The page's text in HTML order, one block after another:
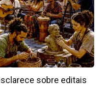
sobre editais